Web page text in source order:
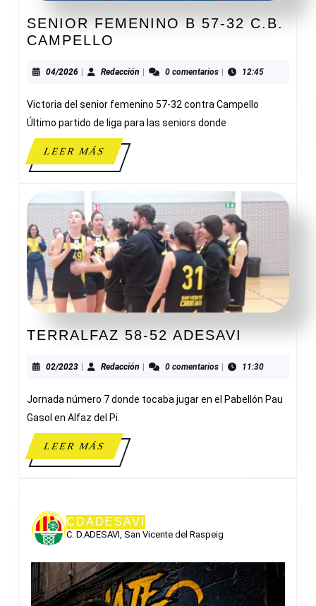
SENIOR FEMENINO B 57-32 C.B.
CAMPELLO
B
32
C.B.
CAMPELLO
04/202604/2026Redacción Redacción0 comentarios 12:45
Victoria del senior femenino 57-32 contra Campello
Último partido de liga para las seniors donde
LEER MÁSLEER
MÁS
TERRALFAZ 58-52 ADESAVI
52
02/202302/2023
| Redacción Redacción
| 0 comentarios | 11:30
Jornada número 7 donde tocaba jugar en el Pabellón Pau
Gasol en Alfaz del Pi.
LEER MÁSLEER
MÁS
CDADESAVI
C. D.ADESAVI, San Vicente del Raspeig